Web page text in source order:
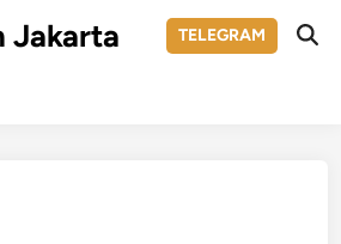
Jakarta TELEGRAM